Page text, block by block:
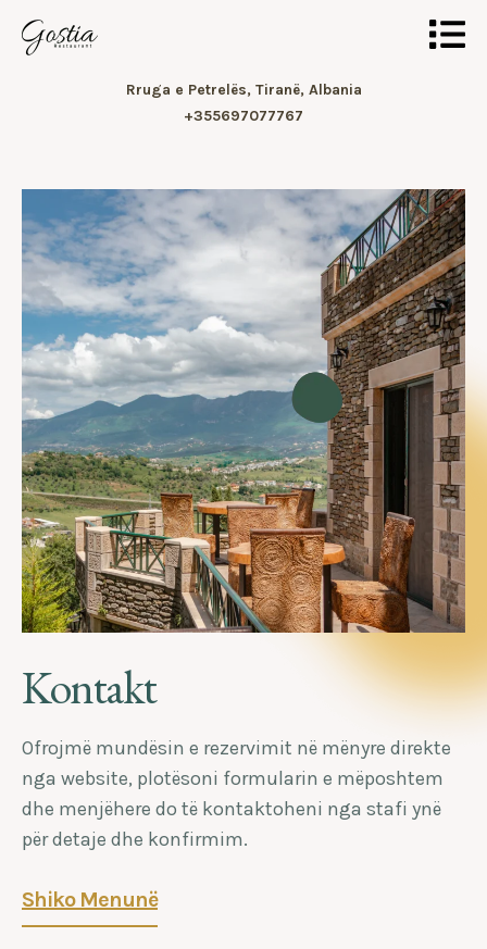
Rruga e Petrelës, Tiranë, Albania
+355697077767
Kontakt
Ofrojmë mundësin e rezervimit në mënyre direkte
nga website, plotësoni formularin e mëposhtem
dhe menjëhere do të kontaktoheni nga stafi ynë
për detaje dhe konfirmim.
Shiko Menunë